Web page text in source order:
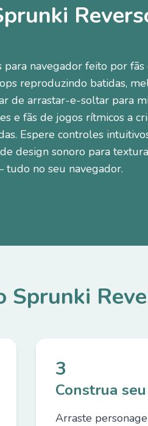
navegador feito por
reproduzindo batidas,
de arrastar-e-soltar para
e fãs de jogos rítmicos a
Espere controles
design sonoro para
tudo no seu navegador.
Sprunki
3
Construa
Arraste